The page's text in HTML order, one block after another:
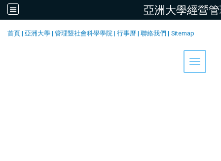
亞洲大學經營
首頁 | 亞洲大學 | 管理暨社會科學學院 | 行事曆 | 聯絡我們 | Sitemap
Toggle